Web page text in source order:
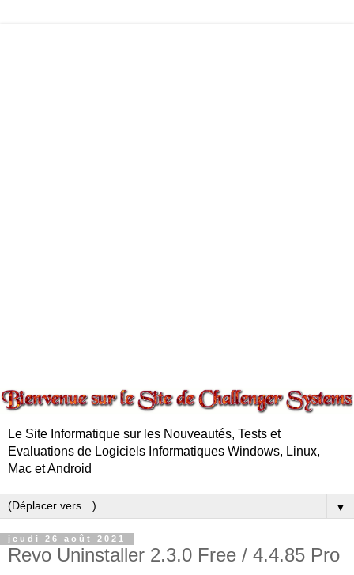
Le Site Informatique sur les Nouveautés, Tests et
Evaluations de Logiciels Informatiques Windows, Linux,
Mac et Android
▼
jeudi 26 août 2021
Revo Uninstaller 2.3.0 Free / 4.4.85 Pro